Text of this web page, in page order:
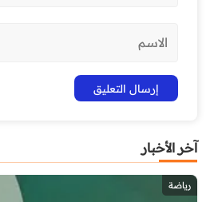
آخر الأخبار
رياضة